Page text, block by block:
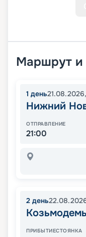
Маршрут и
1 день21.08.2026,
Нижний
ОТПРАВЛЕНИЕ
21:00
2 день
ПРИБЫТИЕСТОЯНКА